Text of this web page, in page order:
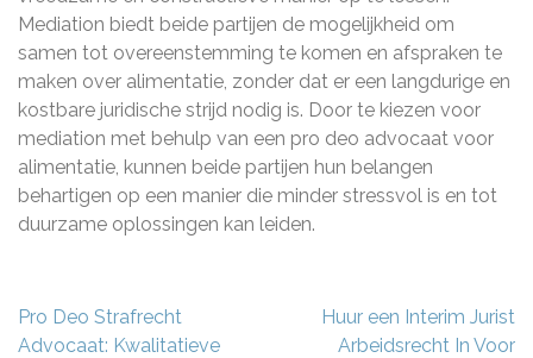
Mediation biedt beide partijen de mogelijkheid om
samen tot overeenstemming te komen en afspraken te
maken over alimentatie, zonder dat er een langdurige en
kostbare juridische strijd nodig is. Door te kiezen voor
mediation met behulp van een pro deo advocaat voor
alimentatie, kunnen beide partijen hun belangen
behartigen op een manier die minder stressvol is en tot
duurzame oplossingen kan leiden.
Berichtnavigatie
Pro Deo Strafrecht
Advocaat: Kwalitatieve
Huur een Interim Jurist
Arbeidsrecht In Voor